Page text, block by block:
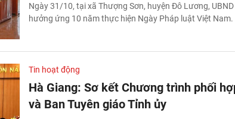
Ngày 31/10, tại xã Thượng Sơn, huyện Đô Lương,
hưởng ứng 10 năm thực hiện Ngày Pháp luật Việt Nam.
Tin hoạt động
Hà Giang: Sơ kết Chương trình phối
và Ban Tuyên giáo Tỉnh ủy